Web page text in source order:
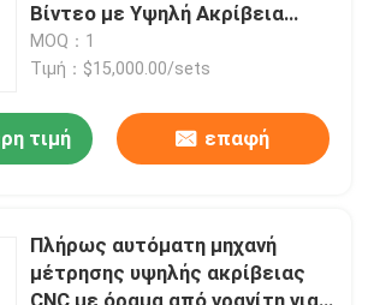
Βίντεο με Υψηλή Ακρίβεια
3+L/200μm για Μέτρηση
Περιγράμματος CNC
MOQ：1
Τιμή：$15,000.00/sets
τιμή επαφή
Πλήρως αυτόματη μηχανή
μέτρησης υψηλής ακρίβειας